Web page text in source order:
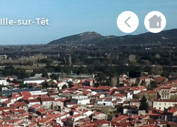
Ille-sur-Têt